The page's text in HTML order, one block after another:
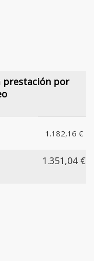
prestación por
1.182,16 €
1.351,04 €